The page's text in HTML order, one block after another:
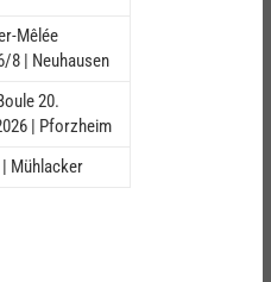
Mêlée
8 | Neuhausen
20.
| Pforzheim
Mühlacker